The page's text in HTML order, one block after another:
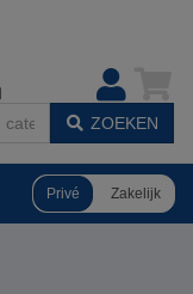
ZOEKEN
Privé Zakelijk